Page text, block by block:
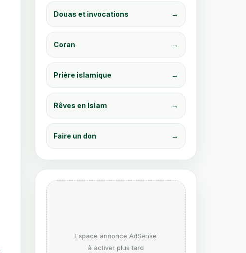
Douas et invocations →
Coran →
Prière islamique →
Rêves en Islam →
Faire un don →
Espace annonce AdSense
à activer plus tard